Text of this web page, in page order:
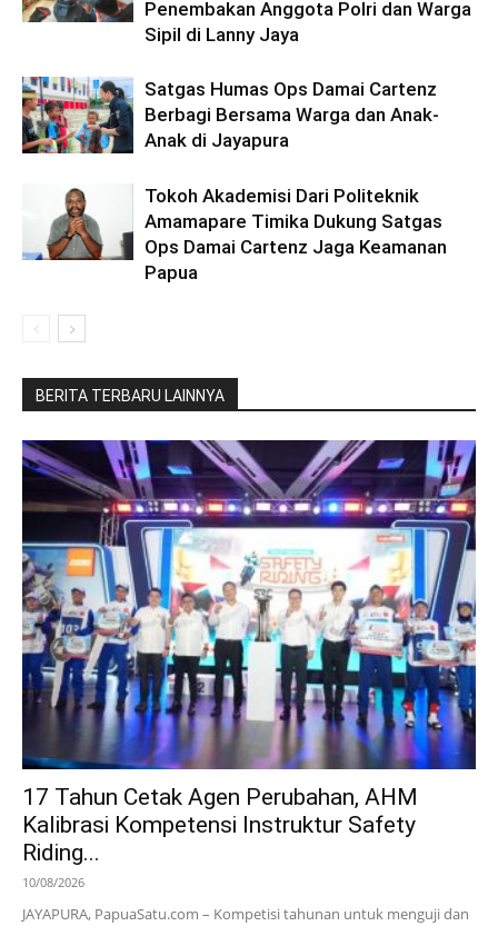
Penembakan Anggota Polri dan Warga
Sipil di Lanny Jaya
Satgas Humas Ops Damai Cartenz
Berbagi Bersama Warga dan Anak-
Anak di Jayapura
Tokoh Akademisi Dari Politeknik
Amamapare Timika Dukung Satgas
Ops Damai Cartenz Jaga Keamanan
Papua
BERITA TERBARU LAINNYA
17 Tahun Cetak Agen Perubahan, AHM
Kalibrasi Kompetensi Instruktur Safety
Riding...
10/08/2026
JAYAPURA, PapuaSatu.com – Kompetisi tahunan untuk menguji dan